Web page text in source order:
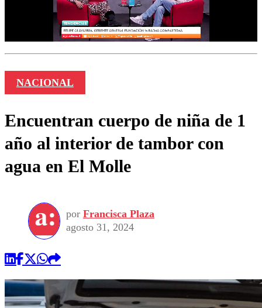
NACIONAL
Encuentran cuerpo de niña de 1
año al interior de tambor con
agua en El Molle
por Francisca Plaza
agosto 31, 2024